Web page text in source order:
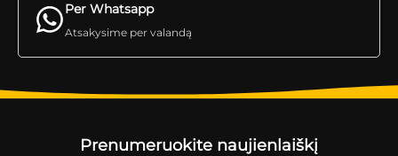
Per Whatsapp
Atsakysime per valandą
Prenumeruokite naujienlaiškį